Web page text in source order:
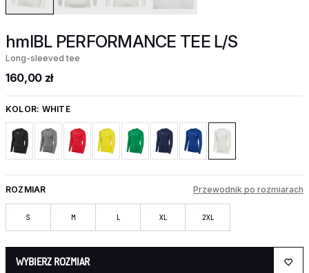
hmlBL PERFORMANCE TEE L/S
Long-sleeved tee
160,00 zł
KOLOR: WHITE
ROZMIAR Przewodnik po rozmiarach
S M L XL 2XL
WYBIERZ ROZMIAR